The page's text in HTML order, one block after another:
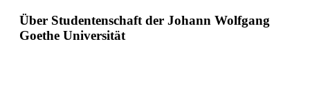
Über Studentenschaft der Johann Wolfgang
Goethe Universität